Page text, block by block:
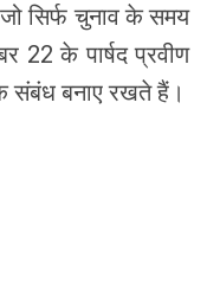
सिर्फ चुनाव के समय
22 के पार्षद प्रवीण
संबंध बनाए रखते हैं।